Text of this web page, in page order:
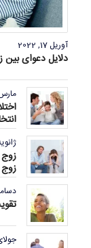
آوریل 17, 2022
دلایل دعوای بین
مارس 5,
ژانویه 6,
زوج
دسامبر
جولای 11,